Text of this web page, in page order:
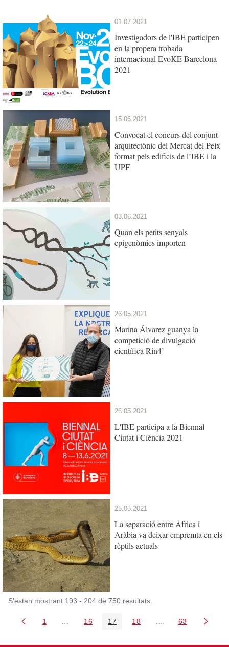
01.07.2021
Investigadors de l'IBE participen
en la propera trobada
internacional EvoKE Barcelona
2021
15.06.2021
Convocat el concurs del conjunt
arquitectònic del Mercat del Peix
format pels edificis de l’IBE i la
UPF
03.06.2021
Quan els petits senyals
epigenòmics importen
26.05.2021
Marina Álvarez guanya la
competició de divulgació
científica Rin4’
26.05.2021
L'IBE participa a la Biennal
Ciutat i Ciència 2021
25.05.2021
La separació entre Àfrica i
Aràbia va deixar empremta en els
rèptils actuals
S'estan mostrant 193 - 204 de 750 resultats.
Pàgina
1 Pàgines intermèdies Utilitzeu TAB per navegar.
Pàgina
16 Pàgina
17 Pàgina
18 PàginesPàgina
63